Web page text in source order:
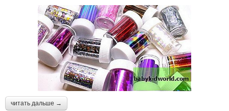
читать дальше →